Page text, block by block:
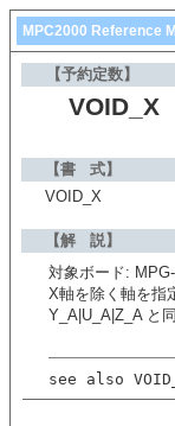
MPC2000 Reference
【予約定数】
VOID_X
【書 式】
VOID_X
【解 説】
対象ボード:
X軸を除く軸を指
Y_A|U_A|Z_A と
see also